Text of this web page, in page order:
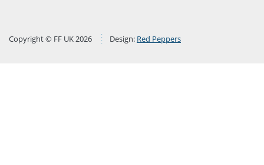
Copyright © FF UK 2026 Design: Red Peppers